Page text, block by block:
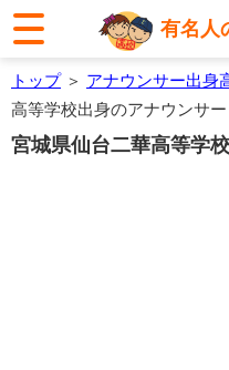
有名人
トップ＞ アナウンサー出身
高等学校出身のアナウンサー
宮城県仙台二華高等学